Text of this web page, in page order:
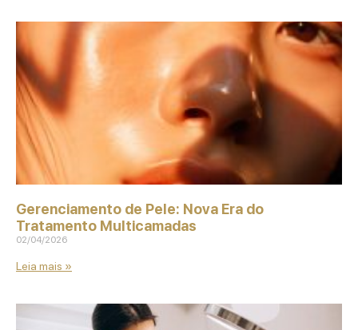
Gerenciamento de Pele: Nova Era do
Tratamento Multicamadas
02/04/2026
Leia mais »